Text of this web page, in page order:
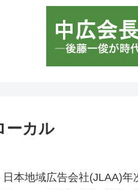
ーカル
本地域広告会社(JLAA)年